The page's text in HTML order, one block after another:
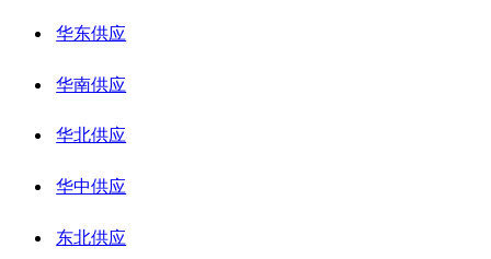
华东供应
华南供应
华北供应
华中供应
东北供应